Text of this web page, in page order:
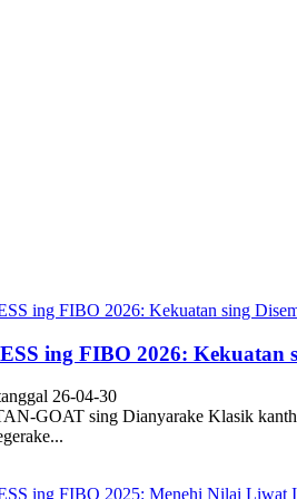
ing FIBO 2026: Kekuatan
26-04-30
GOAT sing Dianyarake Klasik